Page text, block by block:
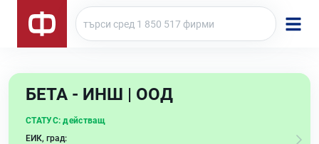
БЕТА - ИНШ | ООД
СТАТУС: действащ
ЕИК, град: